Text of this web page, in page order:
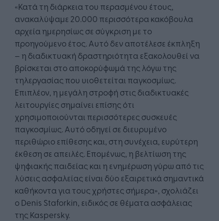
«Κατά τη διάρκεια του περασμένου έτους,
ανακαλύψαμε 20.000 περισσότερα κακόβουλα
αρχεία ημερησίως σε σύγκριση με το
προηγούμενο έτος. Αυτό δεν αποτέλεσε έκπληξη
– η διαδικτυακή δραστηριότητα εξακολουθεί να
βρίσκεται στο αποκορύφωμά της λόγω της
τηλεργασίας που υιοθετείται παγκοσμίως.
Επιπλέον, η μεγάλη στροφή στις διαδικτυακές
λειτουργίες σημαίνει επίσης ότι
χρησιμοποιούνται περισσότερες συσκευές
παγκοσμίως. Αυτό οδηγεί σε διευρυμένο
περιθώριο επίθεσης και, στη συνέχεια, ευρύτερη
έκθεση σε απειλές. Επομένως, η βελτίωση της
ψηφιακής παιδείας και η ενημέρωση γύρω από τις
λύσεις ασφαλείας είναι δύο εξαιρετικά σημαντικά
καθήκοντα για τους χρήστες σήμερα», σχολιάζει
ο Denis Staforkin, ειδικός σε θέματα ασφάλειας
της Kaspersky.